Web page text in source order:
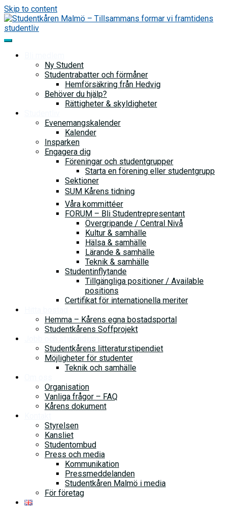
Skip to content
Ny Student
Studentrabatter och förmåner
Hemförsäkring från Hedvig
Behöver du hjälp?
Rättigheter & skyldigheter
Evenemangskalender
Kalender
Insparken
Engagera dig
Föreningar och studentgrupper
Starta en förening eller studentgrupp
Sektioner
SUM Kårens tidning
Våra kommittéer
FORUM – Bli Studentrepresentant
Övergripande / Central Nivå
Kultur & samhälle
Hälsa & samhälle
Lärande & samhälle
Teknik & samhälle
Studentinflytande
Tillgängliga positioner / Available
positions
Certifikat för internationella meriter
Hemma – Kårens egna bostadsportal
Studentkårens Soffprojekt
Studentkårens litteraturstipendiet
Möjligheter för studenter
Teknik och samhälle
Organisation
Vanliga frågor – FAQ
Kårens dokument
Styrelsen
Kansliet
Studentombud
Press och media
Kommunikation
Pressmeddelanden
Studentkåren Malmö i media
För företag